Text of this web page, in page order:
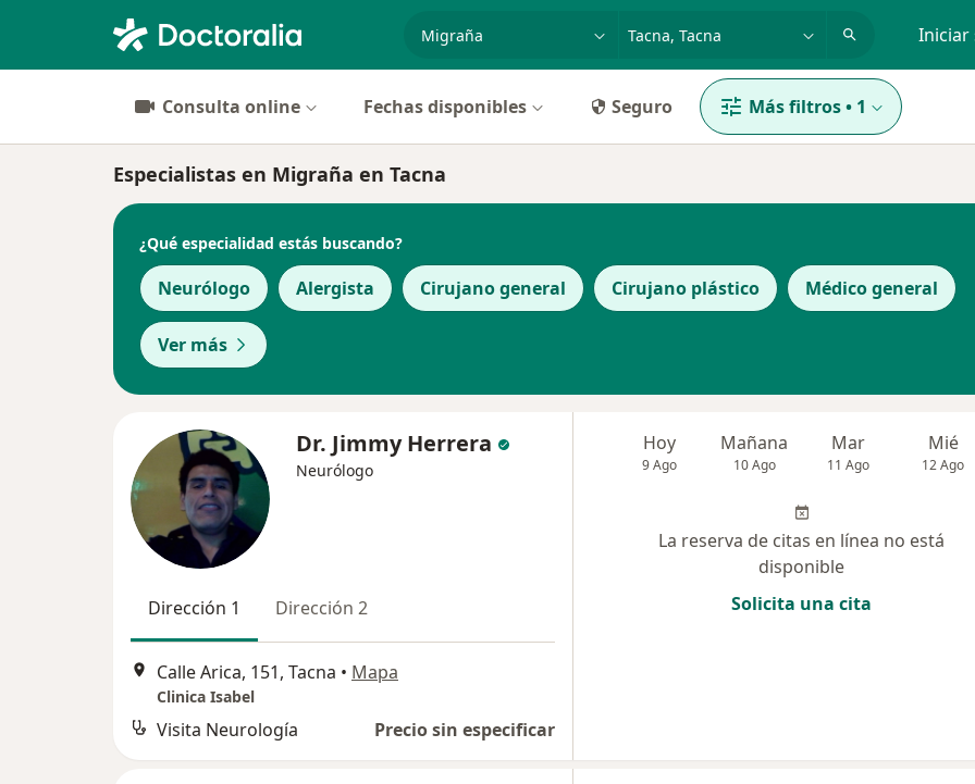
Iniciar
Consulta online Fechas disponibles Seguro Más filtros• 1
Especialistas en Migraña en Tacna
¿Qué especialidad estás buscando?
Neurólogo Alergista Cirujano general Cirujano plástico Médico general
Ver más
Dr. Jimmy Herrera
Neurólogo
Dirección 1 Dirección 2
Calle Arica, 151, Tacna • Mapa
Clinica Isabel
Visita Neurología Precio sin especificar
Hoy
9 Ago
Mañana
10 Ago
Mar
11 Ago
Mié
12 Ago
La reserva de citas en línea no está
disponible
Solicita una cita